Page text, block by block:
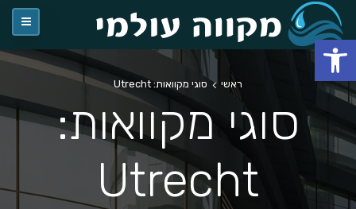
ראשי סוגי מקוואות: Utrecht
סוגי מקוואות:
Utrecht
פתח סרגל נגישות